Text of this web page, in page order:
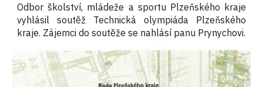
Odbor školství, mládeže a sportu Plzeňského kraje
vyhlásil soutěž Technická olympiáda Plzeňského
kraje. Zájemci do soutěže se nahlásí panu Prynychovi.